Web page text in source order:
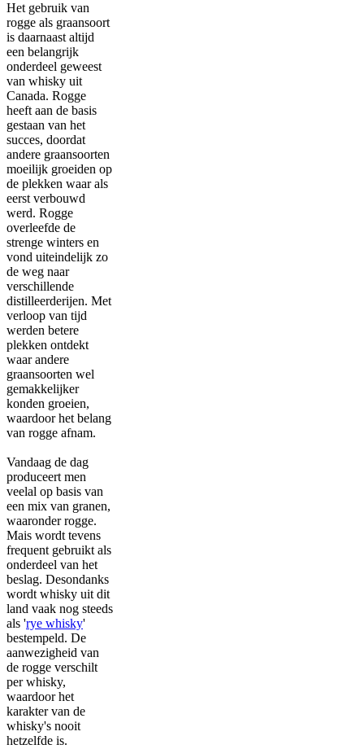
Het gebruik van
rogge als graansoort
is daarnaast altijd
een belangrijk
onderdeel geweest
van whisky uit
Canada. Rogge
heeft aan de basis
gestaan van het
succes, doordat
andere graansoorten
moeilijk groeiden op
de plekken waar als
eerst verbouwd
werd. Rogge
overleefde de
strenge winters en
vond uiteindelijk zo
de weg naar
verschillende
distilleerderijen. Met
verloop van tijd
werden betere
plekken ontdekt
waar andere
graansoorten wel
gemakkelijker
konden groeien,
waardoor het belang
van rogge afnam.
Vandaag de dag
produceert men
veelal op basis van
een mix van granen,
waaronder rogge.
Mais wordt tevens
frequent gebruikt als
onderdeel van het
beslag. Desondanks
wordt whisky uit dit
land vaak nog steeds
als 'rye whisky'
bestempeld. De
aanwezigheid van
de rogge verschilt
per whisky,
waardoor het
karakter van de
whisky's nooit
hetzelfde is.